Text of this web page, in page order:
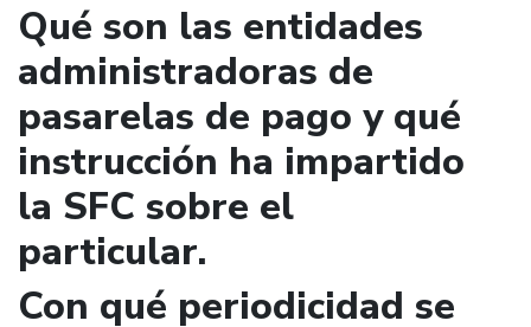
Qué son las entidades
administradoras de
pasarelas de pago y qué
instrucción ha impartido
la SFC sobre el
particular.
Con qué periodicidad se